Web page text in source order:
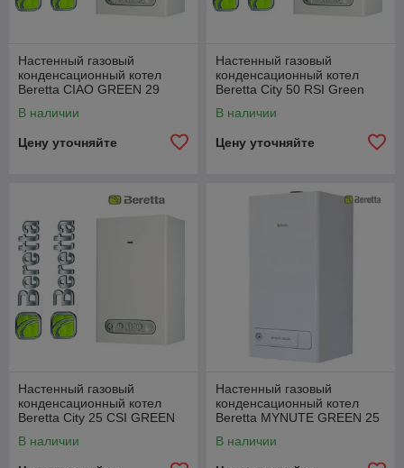
Настенный газовый
конденсационный котел
Beretta CIAO GREEN 29
В наличии
Цену уточняйте
Настенный газовый
конденсационный котел
Beretta City 50 RSI Green
В наличии
Цену уточняйте
Настенный газовый
конденсационный котел
Beretta City 25 CSI GREEN
В наличии
Настенный газовый
конденсационный котел
Beretta MYNUTE GREEN 25
В наличии